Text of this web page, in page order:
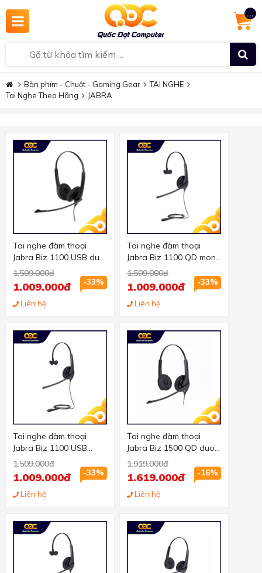
...
Bàn phím - Chuột - Gaming Gear
TAI NGHE
Tai Nghe Theo Hãng
JABRA
Tai nghe đàm thoại
Jabra Biz 1100 USB duo
chuẩn USB, 2 tai
1.509.000đ
-33%
1.009.000đ
Liên hệ
Tai nghe đàm thoại
Jabra Biz 1100 QD mono
chuẩn QD, 1 tai
1.509.000đ
-33%
1.009.000đ
Liên hệ
Tai nghe đàm thoại
Jabra Biz 1100 USB
mono chuẩn USB, 1 tai
1.509.000đ
-33%
1.009.000đ
Liên hệ
Tai nghe đàm thoại
Jabra Biz 1500 QD duo
chuẩn QD, 2 tai
1.919.000đ
-16%
1.619.000đ
Liên hệ